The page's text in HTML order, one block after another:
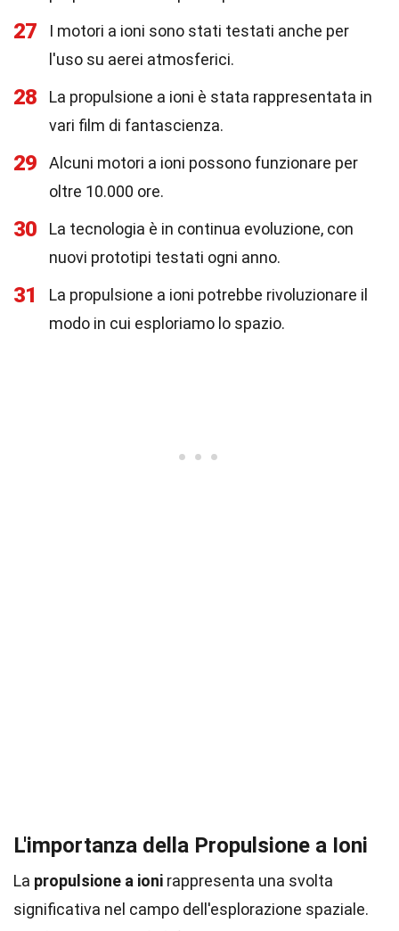
27
I motori a ioni sono stati testati anche per
l'uso su aerei atmosferici.
28
La propulsione a ioni è stata rappresentata in
vari film di fantascienza.
29
Alcuni motori a ioni possono funzionare per
oltre 10.000 ore.
30
La tecnologia è in continua evoluzione, con
nuovi prototipi testati ogni anno.
31
La propulsione a ioni potrebbe rivoluzionare il
modo in cui esploriamo lo spazio.
L'importanza della Propulsione a Ioni
La propulsione a ioni rappresenta una svolta
significativa nel campo dell'esplorazione spaziale.